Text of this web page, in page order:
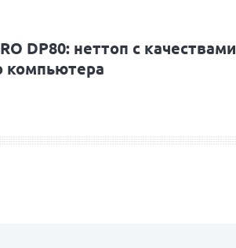
DP80: неттоп с качествами
компьютера